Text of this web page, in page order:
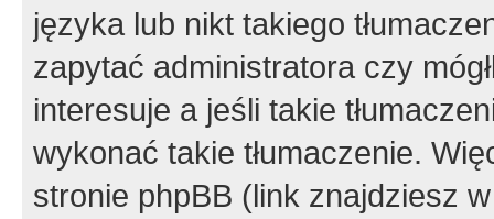
języka lub nikt takiego
zapytać administratora czy
interesuje a jeśli takie
wykonać takie tłumaczenie.
stronie phpBB (link znajdziesz